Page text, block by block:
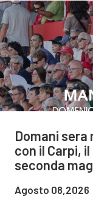
Domani
con il Carpi,
seconda
Agosto 08,2026